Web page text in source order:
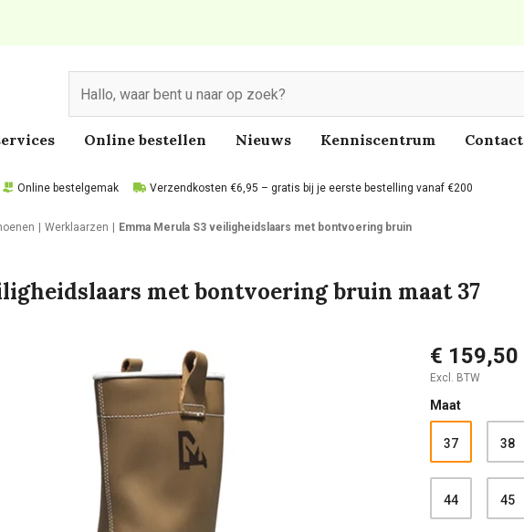
Online bestellen Nieuws Kenniscentrum Contact
Online bestelgemak Verzendkosten €6,95 – gratis bij je eerste bestelling vanaf €200
Werklaarzen Emma Merula S3 veiligheidslaars met bontvoering bruin
met bontvoering bruin maat 37
€ 159,50
Excl. BTW
Maat
37 38
44 45